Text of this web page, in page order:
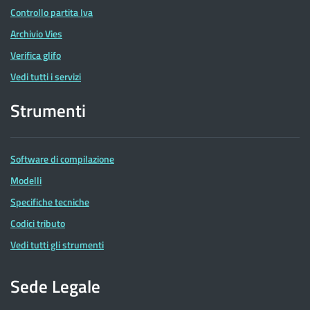
Controllo partita Iva
Archivio Vies
Verifica glifo
Vedi tutti i servizi
Strumenti
Software di compilazione
Modelli
Specifiche tecniche
Codici tributo
Vedi tutti gli strumenti
Sede Legale